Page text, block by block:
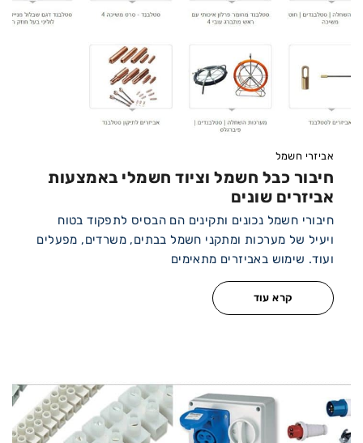
אביזרי חשמל
חיבור כבל חשמל וציוד חשמלי באמצעות
אביזרים שונים
חיבורי חשמל נכונים ותקינים הם הבסיס לתפקוד בטוח
ויעיל של מערכות ומתקני חשמל בבתים, משרדים, מפעלים
ועוד. שימוש באביזרים מתאימים
קרא עוד